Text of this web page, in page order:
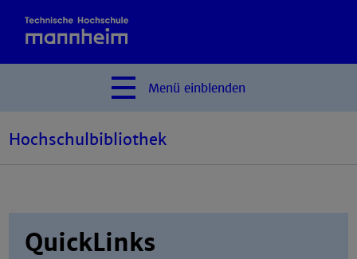
Menü einblenden
Hochschulbibliothek
QuickLinks